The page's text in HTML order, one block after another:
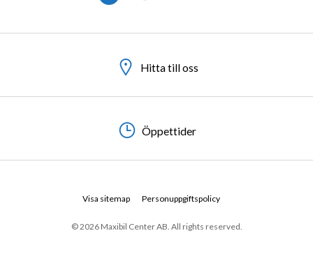
Hitta till oss
Öppettider
© 2026 Maxibil Center AB. All rights reserved.
Visa sitemap Personuppgiftspolicy